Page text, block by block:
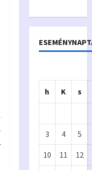
h K s
3 4 5
10 11 12